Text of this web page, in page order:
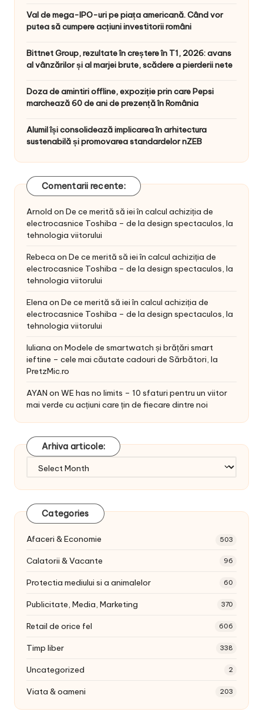
Val de mega-IPO-uri pe piața americană. Când vor
putea să cumpere acțiuni investitorii români
Bittnet Group, rezultate în creștere în T1, 2026: avans
al vânzărilor și al marjei brute, scădere a pierderii nete
Doza de amintiri offline, expoziție prin care Pepsi
marchează 60 de ani de prezență în România
Alumil își consolidează implicarea în arhitectura
sustenabilă și promovarea standardelor nZEB
Comentarii recente:
Arnold on De ce merită să iei în calcul achiziția de
electrocasnice Toshiba – de la design spectaculos, la
tehnologia viitorului
Rebeca on De ce merită să iei în calcul achiziția de
electrocasnice Toshiba – de la design spectaculos, la
tehnologia viitorului
Elena on De ce merită să iei în calcul achiziția de
electrocasnice Toshiba – de la design spectaculos, la
tehnologia viitorului
Iuliana on Modele de smartwatch și brățări smart
ieftine – cele mai căutate cadouri de Sărbători, la
PretzMic.ro
AYAN on WE has no limits – 10 sfaturi pentru un viitor
mai verde cu acțiuni care țin de fiecare dintre noi
Arhiva articole:
Categories
Afaceri & Economie 503
Calatorii & Vacante 96
Protectia mediului si a animalelor 60
Publicitate, Media, Marketing 370
Retail de orice fel 606
Timp liber 338
Uncategorized 2
Viata & oameni 203